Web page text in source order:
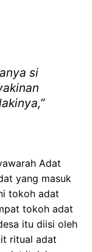
si
Adat
yang masuk
tokoh adat
tokoh adat
itu diisi oleh
ritual adat